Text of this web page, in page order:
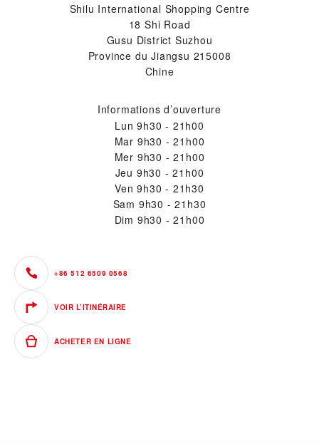
Shilu International Shopping Centre
18 Shi Road
Gusu District Suzhou
Province du Jiangsu 215008
Chine
Informations d’ouverture
Lun 9h30 - 21h00
Mar 9h30 - 21h00
Mer 9h30 - 21h00
Jeu 9h30 - 21h00
Ven 9h30 - 21h30
Sam 9h30 - 21h30
Dim 9h30 - 21h00
+86 512 6509 0568
VOIR L’ITINÉRAIRE
ACHETER EN LIGNE